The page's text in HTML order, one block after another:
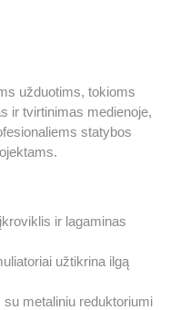
užduotims, tokioms
ir tvirtinimas medienoje,
statybos
ir lagaminas
užtikrina ilgą
metaliniu reduktoriumi